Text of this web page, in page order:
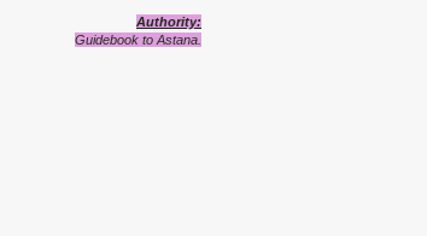
Authority:
Guidebook to Astana.